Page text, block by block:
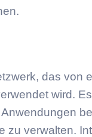
das von
wird.
zu verwalten.